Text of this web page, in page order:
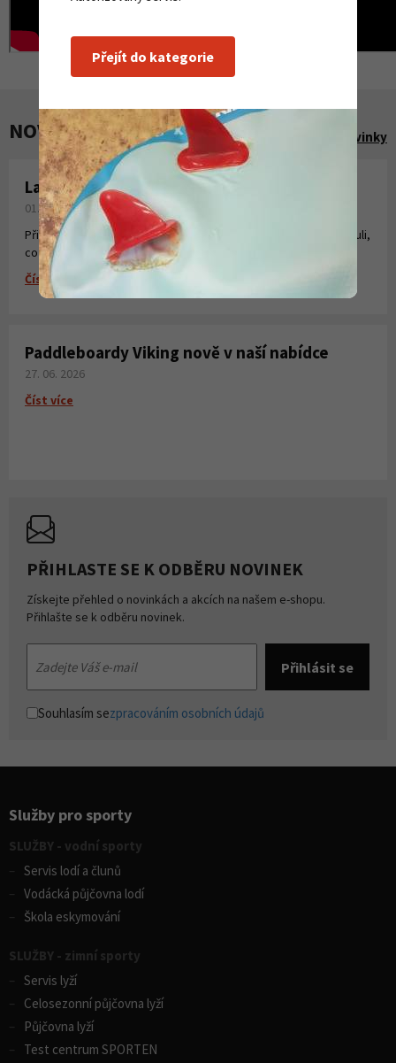
NOVINKY A AKCE Zobrazit všechny novinky
Laminování pryskyřicí a tkaninou
01. 08. 2026
Připravili jsme pro Vás krátké instruktážní video, kde jsme shrnuli,
co všechno potřebujete k laminování, vytvoření sklolaminátu.
Číst více
Paddleboardy Viking nově v naší nabídce
27. 06. 2026
Číst více
PŘIHLASTE SE K ODBĚRU NOVINEK
Získejte přehled o novinkách a akcích na našem e-shopu.
Přihlašte se k odběru novinek.
Souhlasím sezpracováním osobních údajů
Služby pro sporty
SLUŽBY - vodní sporty
Servis lodí a člunů
Vodácká půjčovna lodí
Škola eskymování
SLUŽBY - zimní sporty
Servis lyží
Celosezonní půjčovna lyží
Půjčovna lyží
Test centrum SPORTEN
Přejít do kategorie